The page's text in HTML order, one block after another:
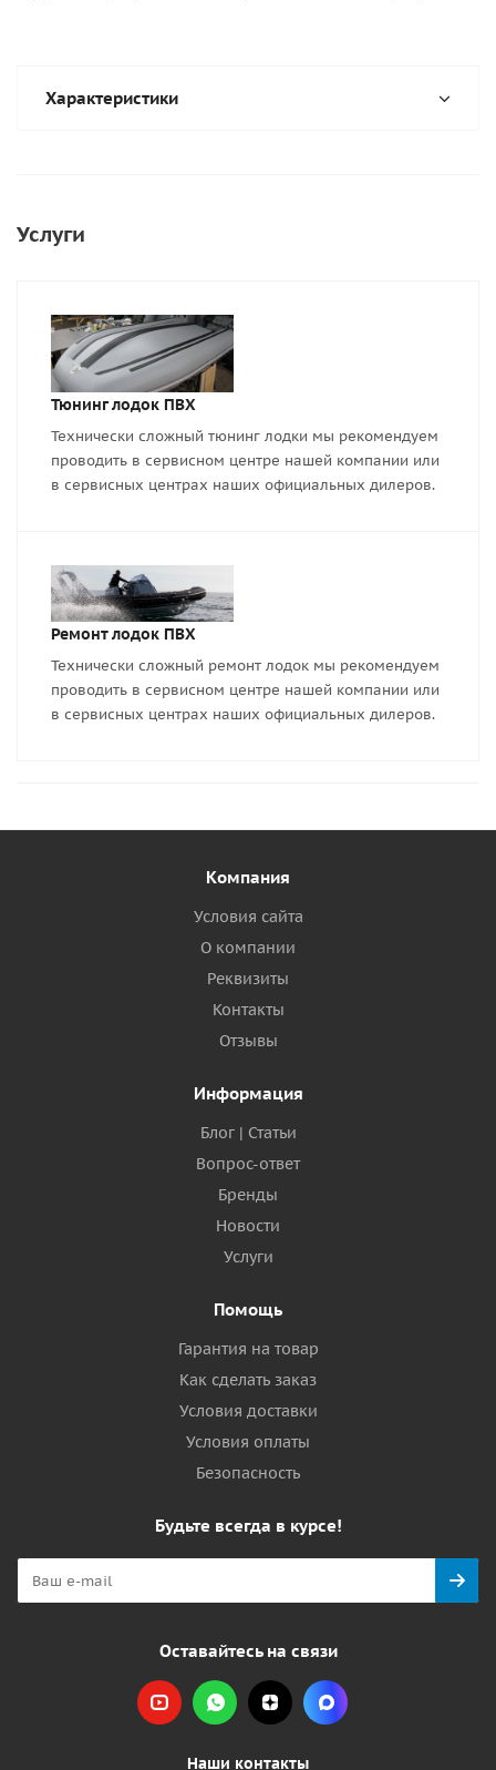
Характеристики
Услуги
Тюнинг лодок ПВХ
Технически сложный тюнинг лодки мы рекомендуем
проводить в сервисном центре нашей компании или
в сервисных центрах наших официальных дилеров.
Ремонт лодок ПВХ
Технически сложный ремонт лодок мы рекомендуем
проводить в сервисном центре нашей компании или
в сервисных центрах наших официальных дилеров.
Компания
Условия сайта
О компании
Реквизиты
Контакты
Отзывы
Информация
Блог | Статьи
Вопрос-ответ
Бренды
Новости
Услуги
Помощь
Гарантия на товар
Как сделать заказ
Условия доставки
Условия оплаты
Безопасность
Будьте всегда в курсе!
Оставайтесь на связи
Наши контакты